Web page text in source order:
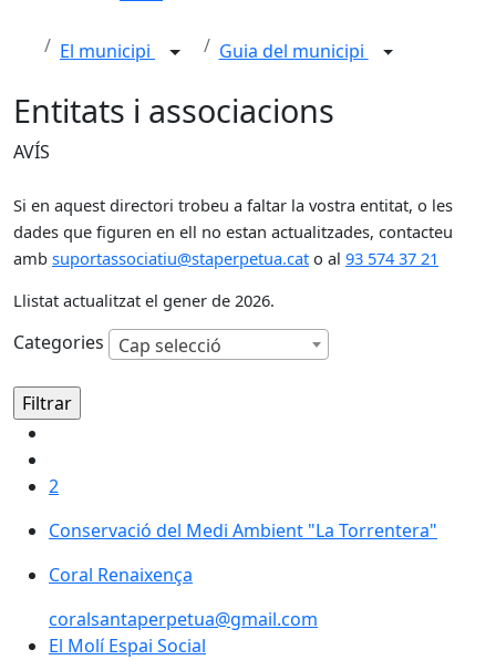
El municipi Guia del municipi
Entitats i associacions
AVÍS
Si en aquest directori trobeu a faltar la vostra entitat, o les
dades que figuren en ell no estan actualitzades, contacteu
amb suportassociatiu@staperpetua.cat o al 93 574 37 21
Llistat actualitzat el gener de 2026.
Categories Cap selecció
2
Conservació del Medi Ambient "La Torrentera"
Coral Renaixença
Coral Renaixença
coralsantaperpetua@gmail.com
El Molí Espai Social
El Molí Espai Social